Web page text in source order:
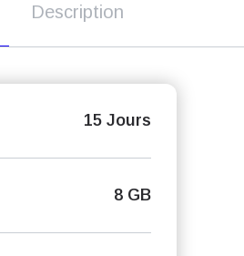
Description
15 Jours
8 GB